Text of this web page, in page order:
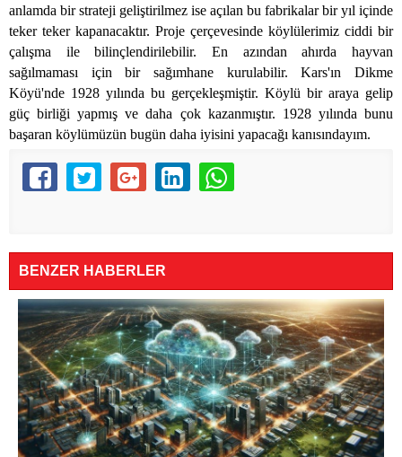
anlamda bir strateji geliştirilmez ise açılan bu fabrikalar bir yıl içinde
teker teker kapanacaktır. Proje çerçevesinde köylülerimiz ciddi bir
çalışma ile bilinçlendirilebilir. En azından ahırda hayvan
sağılmaması için bir sağımhane kurulabilir. Kars'ın Dikme
Köyü'nde 1928 yılında bu gerçekleşmiştir. Köylü bir araya gelip
güç birliği yapmış ve daha çok kazanmıştır. 1928 yılında bunu
başaran köylümüzün bugün daha iyisini yapacağı kanısındayım.
BENZER HABERLER